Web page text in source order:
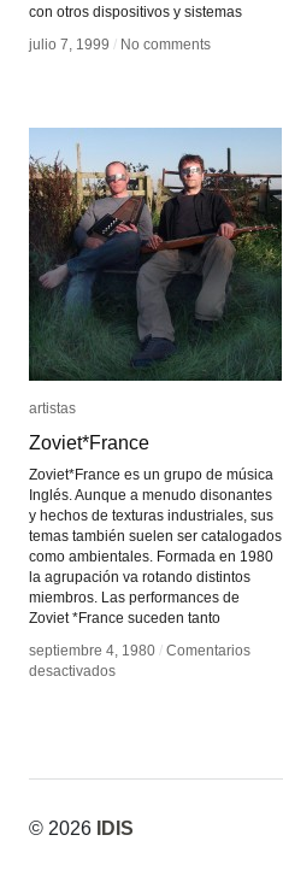
con otros dispositivos y sistemas
julio 7, 1999 / No comments
julio 7, 1999 / No comments
artistas
Zoviet*France
Zoviet*France es un grupo de música
Inglés. Aunque a menudo disonantes
y hechos de texturas industriales, sus
temas también suelen ser catalogados
como ambientales. Formada en 1980
la agrupación va rotando distintos
miembros. Las performances de
Zoviet *France suceden tanto
septiembre 4, 1980 / Comentarios
desactivadosen
artistas
Zoviet*France
septiembre 4, 1980 / Comentarios
desactivadosen
© 2026 IDIS